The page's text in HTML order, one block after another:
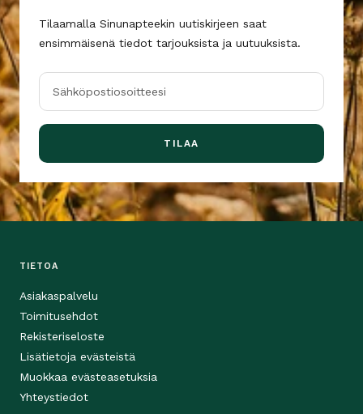
Tilaamalla Sinunapteekin uutiskirjeen saat
ensimmäisenä tiedot tarjouksista ja uutuuksista.
Sähköpostiosoitteesi
TILAA
TIETOA
Asiakaspalvelu
Toimitusehdot
Rekisteriseloste
Lisätietoja evästeistä
Muokkaa evästeasetuksia
Yhteystiedot